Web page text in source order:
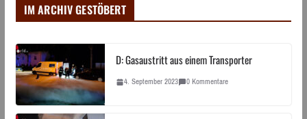
IM ARCHIV GESTÖBERT
D: Gasaustritt aus einem Transporter
4. September 2023 0 Kommentare